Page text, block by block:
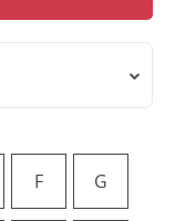
F G